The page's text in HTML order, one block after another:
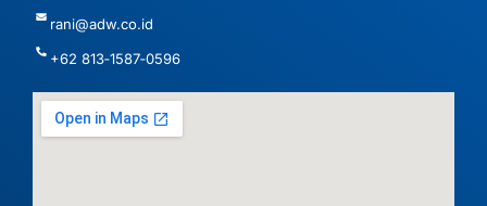
rani@adw.co.id
‪+62 813‑1587‑0596‬